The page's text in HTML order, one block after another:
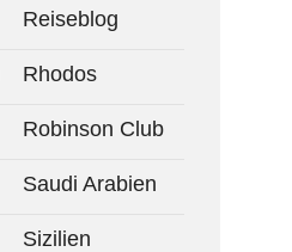
Reiseblog
Rhodos
Robinson Club
Saudi Arabien
Sizilien